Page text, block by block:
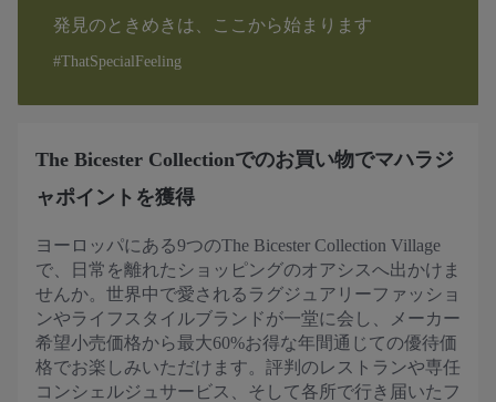
発見のときめきは、ここから始まります
#ThatSpecialFeeling
The Bicester Collectionでのお買い物でマハラジ
ャポイントを獲得
ヨーロッパにある9つのThe Bicester Collection Village
で、日常を離れたショッピングのオアシスへ出かけま
せんか。世界中で愛されるラグジュアリーファッショ
ンやライフスタイルブランドが一堂に会し、メーカー
希望小売価格から最大60%お得な年間通じての優待価
格でお楽しみいただけます。評判のレストランや専任
コンシェルジュサービス、そして各所で行き届いたフ